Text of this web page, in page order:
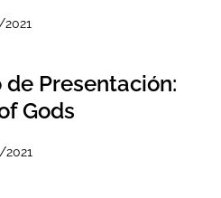
de Presentación:
Gods